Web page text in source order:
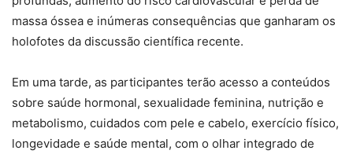
massa óssea e inúmeras consequências que ganharam os
holofotes da discussão científica recente.
Em uma tarde, as participantes terão acesso a conteúdos
sobre saúde hormonal, sexualidade feminina, nutrição e
metabolismo, cuidados com pele e cabelo, exercício físico,
longevidade e saúde mental, com o olhar integrado de